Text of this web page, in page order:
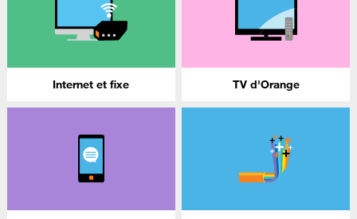
Internet et fixe TV d'Orange